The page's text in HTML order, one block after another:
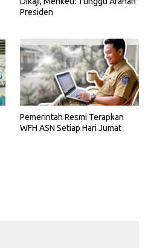
Presiden
Pemerintah Resmi Terapkan
WFH ASN Setiap Hari Jumat